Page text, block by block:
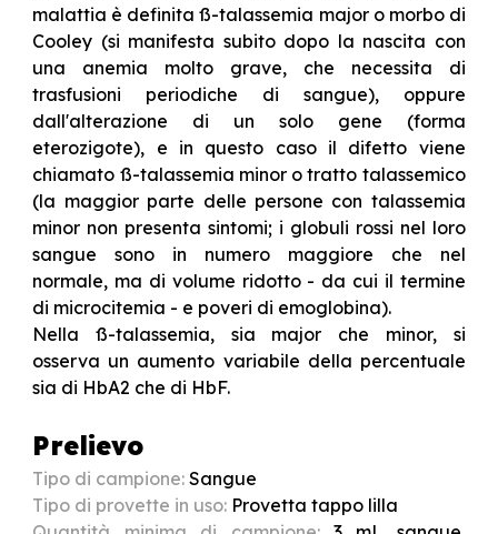
malattia è definita ß-talassemia major o morbo di
Cooley (si manifesta subito dopo la nascita con
una anemia molto grave, che necessita di
trasfusioni periodiche di sangue), oppure
dall'alterazione di un solo gene (forma
eterozigote), e in questo caso il difetto viene
chiamato ß-talassemia minor o tratto talassemico
(la maggior parte delle persone con talassemia
minor non presenta sintomi; i globuli rossi nel loro
sangue sono in numero maggiore che nel
normale, ma di volume ridotto - da cui il termine
di microcitemia - e poveri di emoglobina).
Nella ß-talassemia, sia major che minor, si
osserva un aumento variabile della percentuale
sia di HbA2 che di HbF.
Prelievo
Tipo di campione:Sangue
Tipo di provette in uso: Provetta tappo lilla